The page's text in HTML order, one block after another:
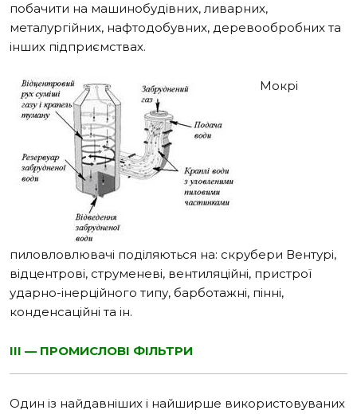
побачити на машинобудівних, ливарних,
металургійних, нафтодобувних, деревообробних та
інших підприємствах.
Мокрі
пиловловлювачі поділяються на: скрубери Вентурі,
відцентрові, струменеві, вентиляційні, пристрої
ударно-інерційного типу, барботажні, пінні,
конденсаційні та ін.
III — ПРОМИСЛОВІ ФІЛЬТРИ
Один із найдавніших і найширше використовуваних